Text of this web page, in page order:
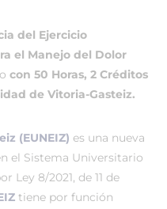
del Ejercicio
el Manejo del Dolor
con 50 Horas, 2 Créditos
de Vitoria-Gasteiz.
(EUNEIZ) es una nueva
el Sistema Universitario
Ley 8/2021, de 11 de
tiene por función